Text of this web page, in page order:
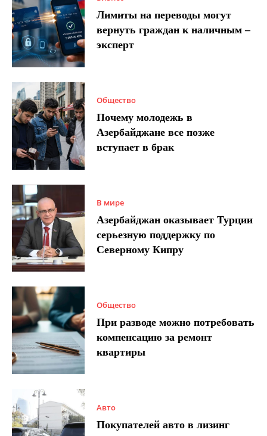
Лимиты на переводы могут
вернуть граждан к наличным –
эксперт
Общество
Почему молодежь в
Азербайджане все позже
вступает в брак
В мире
Азербайджан оказывает Турции
серьезную поддержку по
Северному Кипру
Общество
При разводе можно потребовать
компенсацию за ремонт
квартиры
Авто
Покупателей авто в лизинг